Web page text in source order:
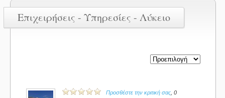
Επιχειρήσεις - Υπηρεσίες - Λύκειο
Προσθέστε την κριτική σας , 0